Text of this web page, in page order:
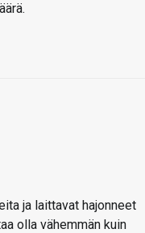
ja laittavat hajonneet
olla vähemmän kuin